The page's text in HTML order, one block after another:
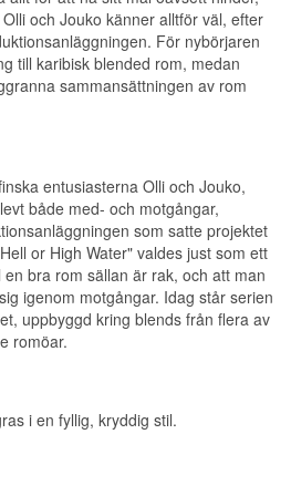
Land: Barbados, Trinidad, Jamaica och
Upp till 15 år
70 CL
Tropisk · Kryddig · Komplex · Rund
du att?
High Water hette ursprungligen Ron de
uppkallat efter porrskådespelaren Ron
innan märket 2020 döptes om för att
och varm kanel, med ett stråk av
sockerrörssötma möter koriander och
med en rund, lätt karamelliserad kropp.
med kvardröjande varm krydda och
mild avslutning.
Rom
och Jouko känner alltför väl, efter
För nybörjaren
till karibisk blended rom, medan
sammansättningen av rom
entusiasterna Olli och Jouko,
både med- och motgångar,
som satte projektet
or High Water" valdes just som ett
bra rom sällan är rak, och att man
igenom motgångar. Idag står serien
uppbyggd kring blends från flera av
romöar.
i en fyllig, kryddig stil.